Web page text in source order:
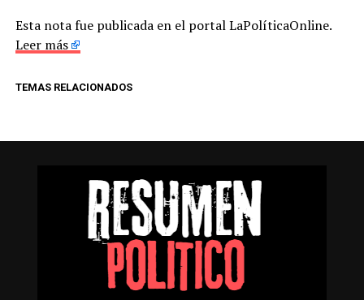
Esta nota fue publicada en el portal LaPolíticaOnline.
Leer más
TEMAS RELACIONADOS